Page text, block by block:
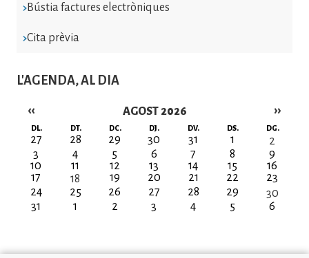
Bústia factures electròniques
Cita prèvia
L'AGENDA, AL DIA
AGOST 2026
Paginació
‹‹ ››
DL. DT. DC. DJ. DV. DS. DG.
27 28 29 30 31 1
2
3
4 5 6 7 8
9
10
11 12 13 14 15
16
17
18 19 20 21 22
23
24
25 26 27 28 29
30
31
1 2 3 4 5 6